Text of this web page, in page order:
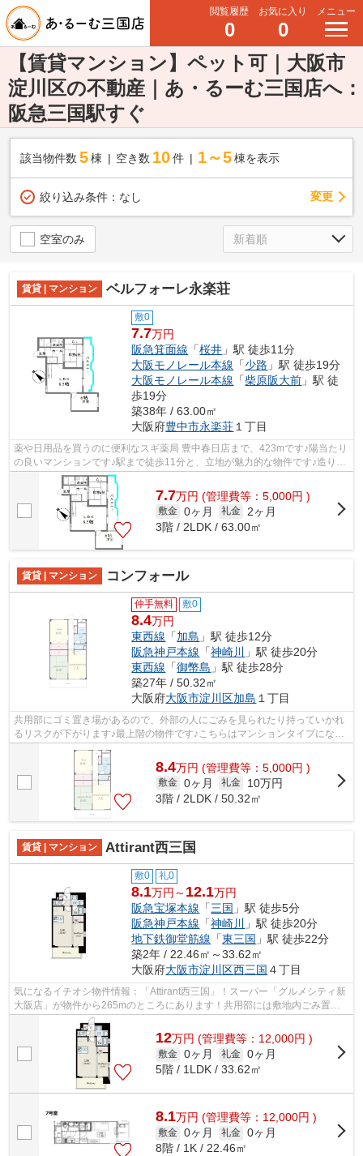
閲覧履歴
0
お気に入り
0
メニュー
【賃貸マンション】ペット可｜大阪市
淀川区の不動産｜あ・るーむ三国店へ：
阪急三国駅すぐ
該当物件数 5棟 空き数 10 件 1～5 棟を表示
絞り込み条件： なし 変更
空室のみ
賃貸 | マンション ベルフォーレ永楽荘
敷0
7.7万円
阪急箕面線 「桜井 」駅 徒歩11分
大阪モノレール本線 「少路 」駅 徒歩19分
大阪モノレール本線 「柴原阪大前 」駅 徒
歩19分
築38年 / 63.00㎡
大阪府豊中市永楽荘 １丁目
薬や日用品を買うのに便利なスギ薬局 豊中春日店まで、423mです♪陽当たり
の良いマンションです♪駅まで徒歩11分と、立地が魅力的な物件です♪造りと
デザインに関して、自信をもって情報...
7.7万円 (管理費等：5,000円 )
敷金 0ヶ月 礼金
2ヶ月
3階 / 2LDK / 63.00㎡
賃貸 | マンション コンフォール
仲手無料 敷0
8.4万円
東西線 「加島 」駅 徒歩12分
阪急神戸本線 「神崎川
」駅 徒歩20分
東西線 「御幣島 」駅 徒歩28分
築27年 / 50.32㎡
大阪府大阪市淀川区加島 １丁目
共用部にゴミ置き場があるので、外部の人にごみを見られたり持っていかれ
るリスクが下がります♪最上階の物件です♪こちらはマンションタイプになり
ます♪駅近くに立地する物件で、徒歩12...
8.4万円 (管理費等：5,000円 )
敷金 0ヶ月 礼金
10万円
3階 / 2LDK / 50.32㎡
賃貸 | マンション Attirant西三国
敷0 礼0
8.1万円～ 12.1万円
阪急宝塚本線 「三国 」駅 徒歩5分
阪急神戸本線 「神崎川
」駅 徒歩20分
地下鉄御堂筋線 「東三国 」駅 徒歩22分
築2年 / 22.46㎡～33.62㎡
大阪府大阪市淀川区西三国 ４丁目
気になるイチオシ物件情報：「Attirant西三国」！スーパー「グルメシティ新
大阪店」が物件から265mのところにあります！共用部には敷地内ごみ置き
場・エレベータなどが備わっておりと...
12万円 (管理費等：12,000円 )
敷金 0ヶ月 礼金 0ヶ月
5階 / 1LDK / 33.62㎡
8.1万円 (管理費等：12,000円 )
敷金 0ヶ月 礼金 0ヶ月
8階 / 1K / 22.46㎡